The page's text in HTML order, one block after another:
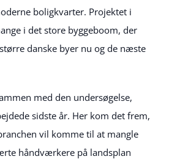
boligkvarter. Projektet i
i det store byggeboom, der
danske byer nu og de næste
med den undersøgelse,
sidste år. Her kom det frem,
vil komme til at mangle
håndværkere på landsplan